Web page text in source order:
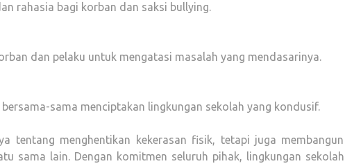
rahasia bagi korban dan saksi bullying.
dan pelaku untuk mengatasi masalah yang mendasarinya.
sama menciptakan lingkungan sekolah yang kondusif.
tentang menghentikan kekerasan fisik, tetapi juga membangun
sama lain. Dengan komitmen seluruh pihak, lingkungan sekolah